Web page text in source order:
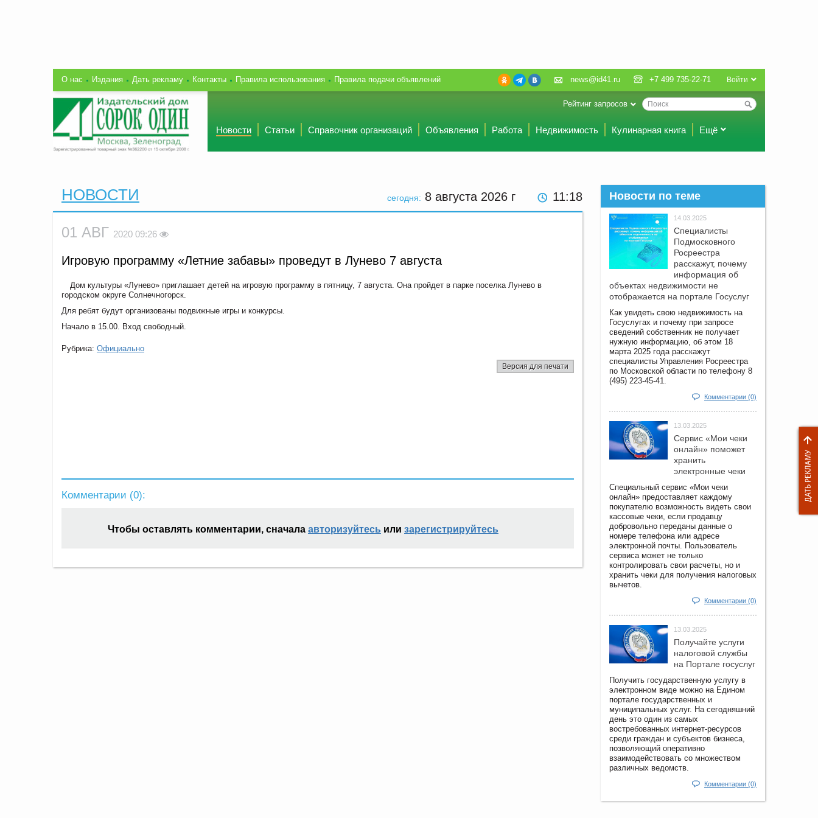
О нас Издания Дать рекламу Контакты Правила использования Правила подачи объявлений Войти
news@id41.ru +7 499 735-22-71
Рейтинг запросов
Новости Статьи Справочник организаций Объявления Работа Недвижимость Кулинарная книга Ещё
сегодня: 8 августа 2026 г 11 18
НОВОСТИ
01 АВГ 2020 09:26
Игровую программу «Летние забавы» проведут в Лунево 7 августа
Дом культуры «Лунево» приглашает детей на игровую программу в пятницу, 7 августа. Она пройдет в парке поселка Лунево в
городском округе Солнечногорск.
Для ребят будут организованы подвижные игры и конкурсы.
Начало в 15.00. Вход свободный.
Рубрика: Официально
Версия для печати
Комментарии (0):
Чтобы оставлять комментарии, сначала авторизуйтесь или зарегистрируйтесь
Новости по теме
14.03.2025
Специалисты
Подмосковного
Росреестра
расскажут, почему
информация об
объектах недвижимости не
отображается на портале Госуслуг
Как увидеть свою недвижимость на
Госуслугах и почему при запросе
сведений собственник не получает
нужную информацию, об этом 18
марта 2025 года расскажут
специалисты Управления Росреестра
по Московской области по телефону 8
(495) 223-45-41.
Комментарии (0)
13.03.2025
Сервис «Мои чеки
онлайн» поможет
хранить
электронные чеки
Специальный сервис «Мои чеки
онлайн» предоставляет каждому
покупателю возможность видеть свои
кассовые чеки, если продавцу
добровольно переданы данные о
номере телефона или адресе
электронной почты. Пользователь
сервиса может не только
контролировать свои расчеты, но и
хранить чеки для получения налоговых
вычетов.
Комментарии (0)
13.03.2025
Получайте услуги
налоговой службы
на Портале госyслуг
Получить государственную услугу в
электронном виде можно на Едином
портале государственных и
муниципальных услуг. На сегодняшний
день это один из самых
востребованных интернет-ресурсов
среди граждан и субъектов бизнеса,
позволяющий оперативно
взаимодействовать со множеством
различных ведомств.
Комментарии (0)